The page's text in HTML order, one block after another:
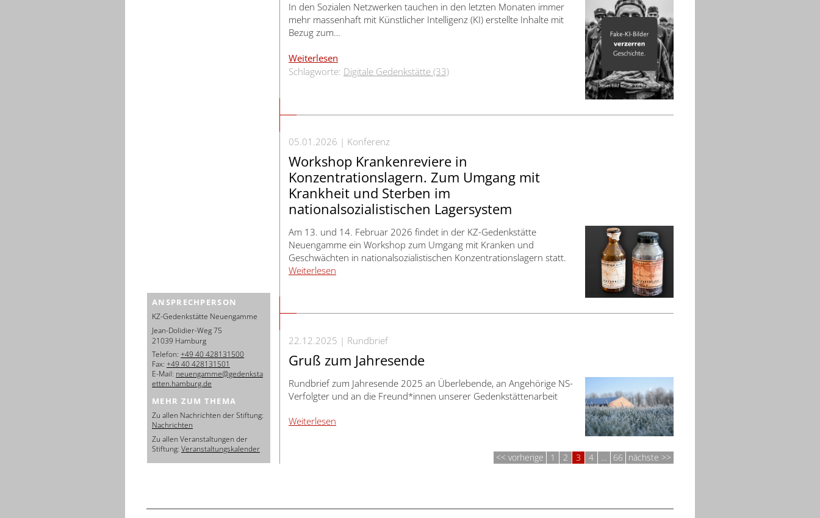
In den Sozialen Netzwerken tauchen in den letzten Monaten immer
mehr massenhaft mit Künstlicher Intelligenz (KI) erstellte Inhalte mit
Bezug zum…
Weiterlesen
Schlagworte: Digitale Gedenkstätte (33)
05.01.2026 Konferenz
Workshop Krankenreviere in
Konzentrationslagern. Zum Umgang mit
Krankheit und Sterben im
nationalsozialistischen Lagersystem
Am 13. und 14. Februar 2026 findet in der KZ-Gedenkstätte
Neuengamme ein Workshop zum Umgang mit Kranken und
Geschwächten in nationalsozialistischen Konzentrationslagern statt.
Weiterlesen
22.12.2025 Rundbrief
Gruß zum Jahresende
Rundbrief zum Jahresende 2025 an Überlebende, an Angehörige NS-
Verfolgter und an die Freund*innen unserer Gedenkstättenarbeit
Weiterlesen
vorherige 1 2 3 4 66 nächste
ANSPRECHPERSON
KZ-Gedenkstätte Neuengamme
Jean-Dolidier-Weg 75
21039 Hamburg
Telefon: +49 40 428131500
Fax: +49 40 428131501
E-Mail: neuengamme@gedenksta
etten.hamburg.de
MEHR ZUM THEMA
Zu allen Nachrichten der Stiftung:
Nachrichten
Zu allen Veranstaltungen der
Stiftung: Veranstaltungskalender